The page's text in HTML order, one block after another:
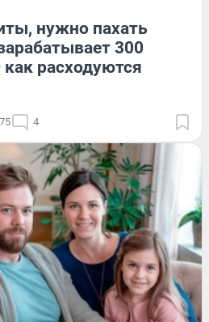
нужно пахать
300
расходуются
4